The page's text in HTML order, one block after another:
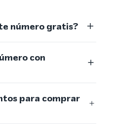
número gratis?
con
para comprar